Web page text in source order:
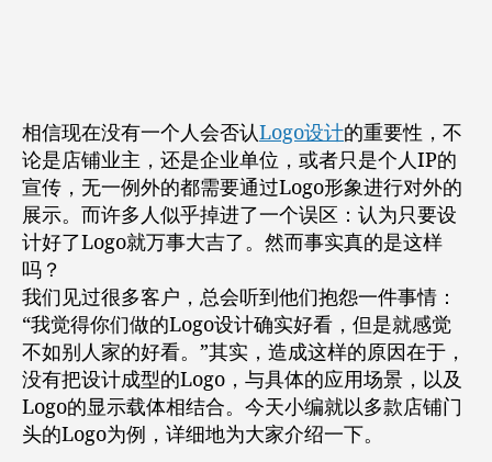
相信现在没有一个人会否认Logo设计的重要性，不
论是店铺业主，还是企业单位，或者只是个人IP的
宣传，无一例外的都需要通过Logo形象进行对外的
展示。而许多人似乎掉进了一个误区：认为只要设
计好了Logo就万事大吉了。然而事实真的是这样
吗？
我们见过很多客户，总会听到他们抱怨一件事情：
“我觉得你们做的Logo设计确实好看，但是就感觉
不如别人家的好看。”其实，造成这样的原因在于，
没有把设计成型的Logo，与具体的应用场景，以及
Logo的显示载体相结合。今天小编就以多款店铺门
头的Logo为例，详细地为大家介绍一下。